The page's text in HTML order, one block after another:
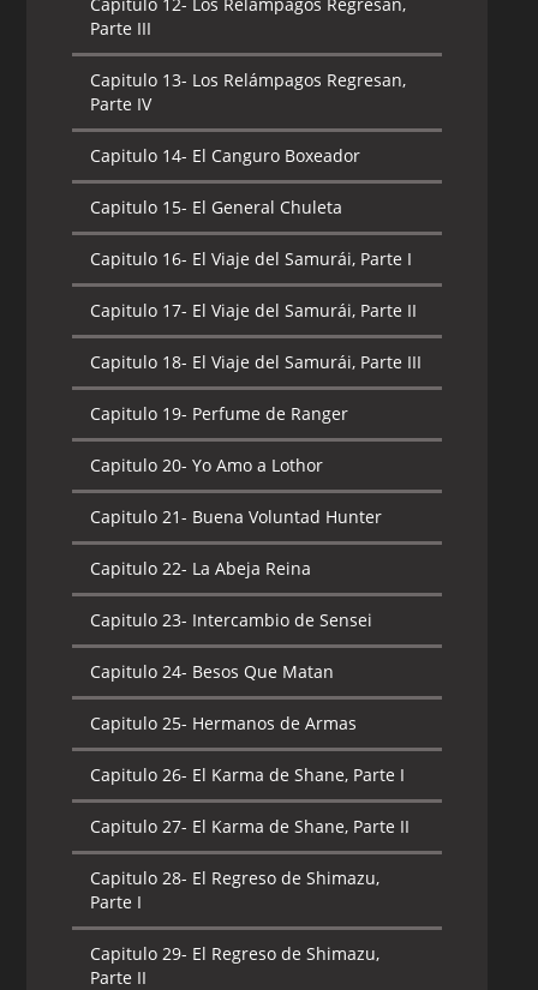
Parte III
Capitulo 13- Los Relámpagos Regresan,
Parte IV
Capitulo 14- El Canguro Boxeador
Capitulo 15- El General Chuleta
Capitulo 16- El Viaje del Samurái, Parte I
Capitulo 17- El Viaje del Samurái, Parte II
Capitulo 18- El Viaje del Samurái, Parte III
Capitulo 19- Perfume de Ranger
Capitulo 20- Yo Amo a Lothor
Capitulo 21- Buena Voluntad Hunter
Capitulo 22- La Abeja Reina
Capitulo 23- Intercambio de Sensei
Capitulo 24- Besos Que Matan
Capitulo 25- Hermanos de Armas
Capitulo 26- El Karma de Shane, Parte I
Capitulo 27- El Karma de Shane, Parte II
Capitulo 28- El Regreso de Shimazu,
Parte I
Capitulo 29- El Regreso de Shimazu,
Parte II